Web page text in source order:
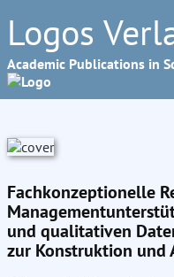
Logos
Academic Publications in
Fachkonzeptionelle
und qualitativen
zur Konstruktion und